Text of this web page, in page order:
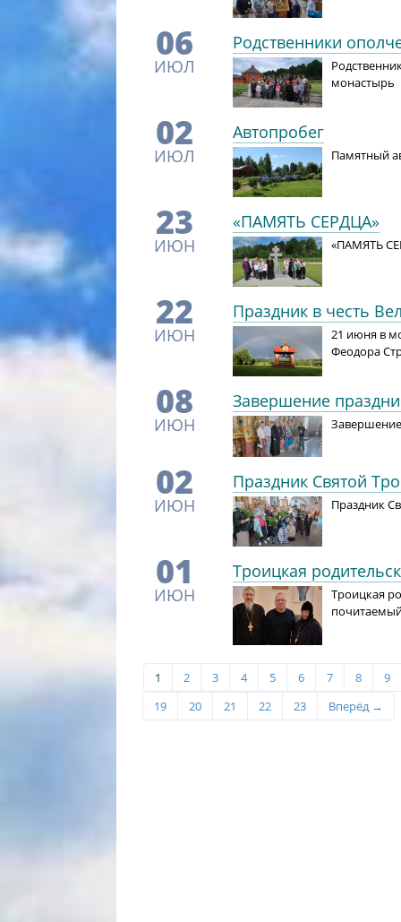
06
ИЮЛ
Родственники
монастырь
02
ИЮЛ
Автопробег
Памятный
23
ИЮН
«ПАМЯТЬ СЕРДЦА»
«ПАМЯТЬ
22
ИЮН
Праздник в честь
21 июня в
Феодора
08
ИЮН
Завершение
02
ИЮН
Праздник Святой
Праздник
01
ИЮН
Троицкая
Троицкая
1 2 3 4 5 6 7 8
9
19
20 21 22 23 Вперёд →